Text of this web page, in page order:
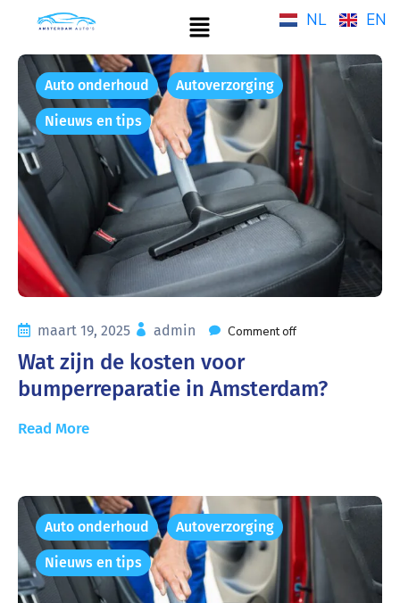
NL EN
Auto onderhoud Autoverzorging
Nieuws en tips
maart 19, 2025 admin Comment off
Wat zijn de kosten voor
bumperreparatie in Amsterdam?
Read More
Auto onderhoud Autoverzorging
Nieuws en tips